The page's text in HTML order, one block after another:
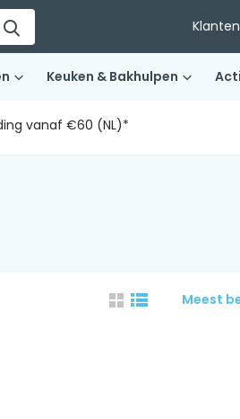
Keuken & Bakhulpen
vanaf €60 (NL)*
Meest